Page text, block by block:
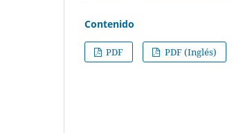
Contenido
PDF
PDF (Inglés)